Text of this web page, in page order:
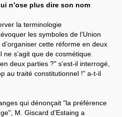
n’ose plus dire son nom
la terminologie
les symboles de l’Union
cette réforme en deux
s’agit que de cosmétique.
deux parties ?" s’est-il interrogé,
au traité constitutionnel !" a-t-il
qui dénonçait "la préférence
M. Giscard d’Estaing a